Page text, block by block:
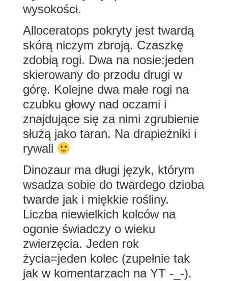
wysokości.
Alloceratops pokryty jest twardą
skórą niczym zbroją. Czaszkę
zdobią rogi. Dwa na nosie:jeden
skierowany do przodu drugi w
górę. Kolejne dwa małe rogi na
czubku głowy nad oczami i
znajdujące się za nimi zgrubienie
służą jako taran. Na drapieżniki i
rywali
Dinozaur ma długi język, którym
wsadza sobie do twardego dzioba
twarde jak i miękkie rośliny.
Liczba niewielkich kolców na
ogonie świadczy o wieku
zwierzęcia. Jeden rok
życia=jeden kolec (zupełnie tak
jak w komentarzach na YT -_-).